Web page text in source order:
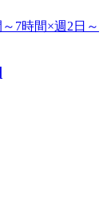
7時間×週2日～